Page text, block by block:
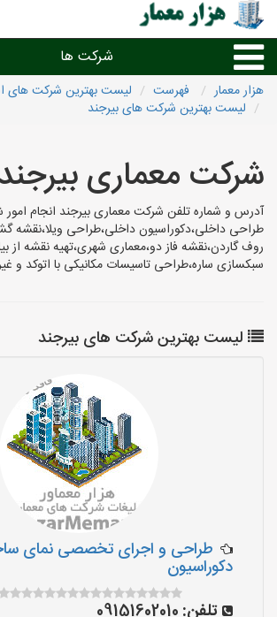
شرکت ها
طراحی داخلی و دکوراسیون
دیگر امور معماری
شرکت های معماری شهرها
هزار معمار فهرست
لیست بهترین شرکت های
لیست بهترین شرکت های بیرجند
شرکت معماری
آدرس و شماره تلفن شرکت معماری بیرجند انجام
طراحی داخلی،دکوراسیون داخلی،طراحی ویلا،نقشه
روف گاردن،نقشه فاز دو،معماری شهری،تهیه نقشه از
سبکسازی ساره،طراحی تاسیسات مکانیکی با اتوکد و
لیست بهترین شرکت های بیرجند
طراحی و اجرای تخصصی نمای
دکوراسیون
تلفن: 09151602010